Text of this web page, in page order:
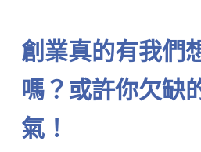
創業真的有我們
嗎？或許你欠缺
氣！